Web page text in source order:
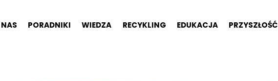
PORADNIKI WIEDZA RECYKLING EDUKACJA PRZYSZŁOŚĆ